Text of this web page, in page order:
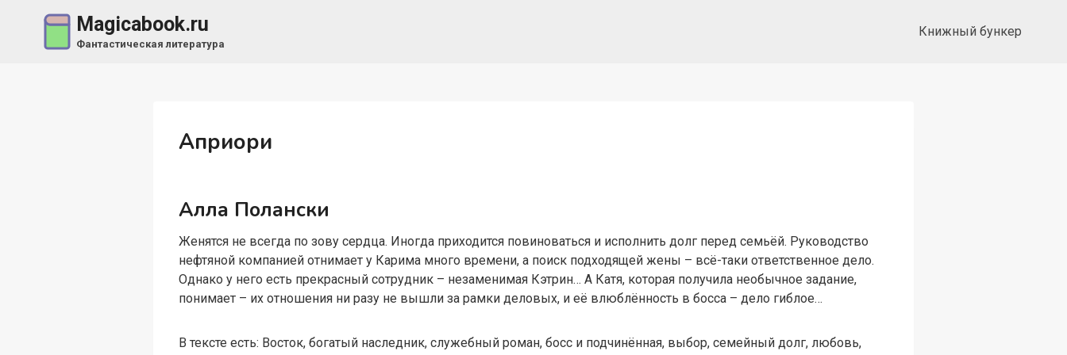
содержимому
Magicabook.ru
Фантастическая литература
Книжный бункер
Априори
Алла Полански
Женятся не всегда по зову сердца. Иногда приходится повиноваться и исполнить долг перед семьёй. Руководство
нефтяной компанией отнимает у Карима много времени, а поиск подходящей жены – всё-таки ответственное дело.
Однако у него есть прекрасный сотрудник – незаменимая Кэтрин… А Катя, которая получила необычное задание,
понимает – их отношения ни разу не вышли за рамки деловых, и её влюблённость в босса – дело гиблое…
В тексте есть: Восток, богатый наследник, служебный роман, босс и подчинённая, выбор, семейный долг, любовь,